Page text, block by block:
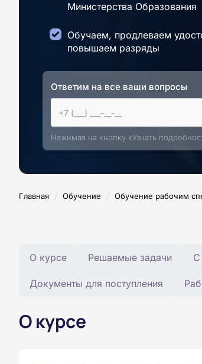
Министерства Образования
Обучаем, продлеваем
повышаем разряды
Ответим на все ваши вопросы
Нажимая на кнопку «Узнать
Главная / Обучение / Обучение рабочим
О курсе Решаемые задачи С
Документы для поступления
О курсе